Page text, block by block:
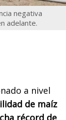
negativa
adelante.
a nivel
de maíz
récord de